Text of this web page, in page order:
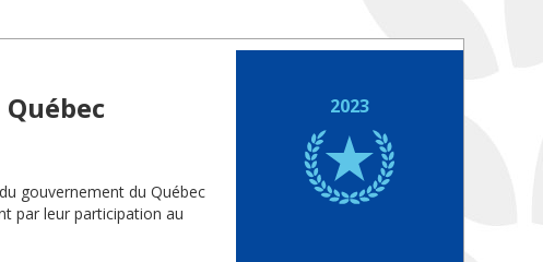
gouvernement du Québec
par leur participation au
2023